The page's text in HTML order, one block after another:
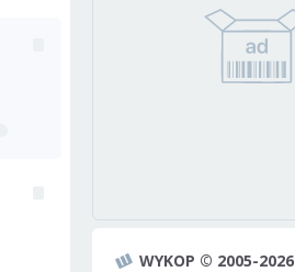
WYKOP © 2005-2026